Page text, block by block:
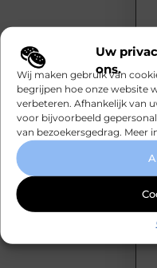
Uw
ons.
Wij maken gebruik van
begrijpen hoe onze website
verbeteren. Afhankelijk van
voor bijvoorbeeld
van bezoekersgedrag. Meer